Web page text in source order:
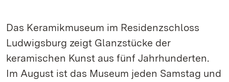
Das Keramikmuseum im Residenzschloss
Ludwigsburg zeigt Glanzstücke der
keramischen Kunst aus fünf Jahrhunderten.
Im August ist das Museum jeden Samstag und